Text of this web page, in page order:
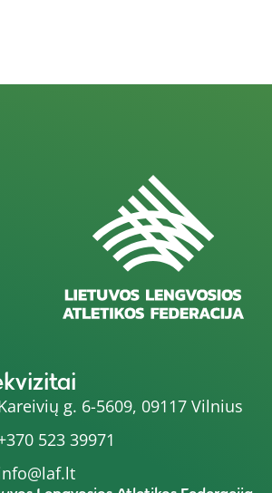
g. 6-5609, 09117 Vilnius
523 39971